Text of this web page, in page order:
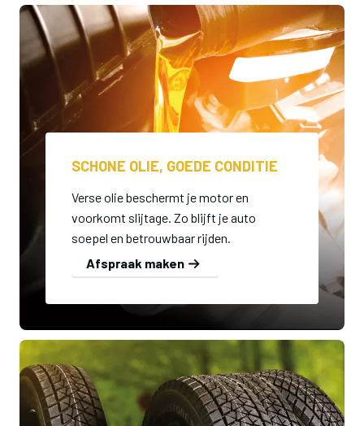
SCHONE OLIE, GOEDE CONDITIE
Verse olie beschermt je motor en
voorkomt slijtage. Zo blijft je auto
soepel en betrouwbaar rijden.
Afspraak maken